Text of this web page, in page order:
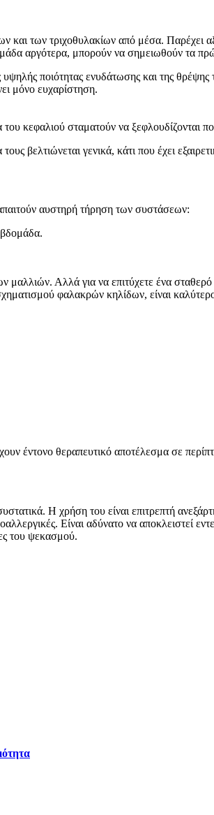
των τριχοθυλακίων από μέσα. Παρέχει
αργότερα, μπορούν να σημειωθούν τα
ποιότητας ενυδάτωσης και της θρέψης
μόνο ευχαρίστηση.
κεφαλιού σταματούν να ξεφλουδίζονται
βελτιώνεται γενικά, κάτι που έχει
αυστηρή τήρηση των συστάσεων:
Αλλά για να επιτύχετε ένα
φαλακρών κηλίδων, είναι
έντονο θεραπευτικό αποτέλεσμα σε
Η χρήση του είναι επιτρεπτή
Είναι αδύνατο να
του ψεκασμού.